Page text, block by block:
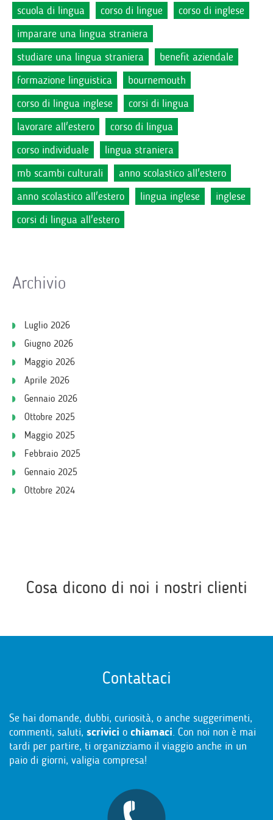
scuola di lingua corso di lingue
corso di inglese
imparare una lingua straniera
studiare una lingua straniera
benefit aziendale
formazione linguistica
bournemouth
corso di lingua inglese
corsi di lingua
lavorare all'estero
corso di lingua
corso individuale
lingua straniera
mb scambi culturali
anno scolastico all'estero
anno scolastico all'estero
lingua inglese
inglese
corsi di lingua all'estero
Archivio
Luglio 2026
Giugno 2026
Maggio 2026
Aprile 2026
Gennaio 2026
Ottobre 2025
Maggio 2025
Febbraio 2025
Gennaio 2025
Ottobre 2024
Cosa dicono di noi i nostri clienti
Contattaci
Se hai domande, dubbi, curiosità, o anche suggerimenti,
commenti, saluti, scrivici o chiamaci. Con noi non è mai
tardi per partire, ti organizziamo il viaggio anche in un
paio di giorni, valigia compresa!